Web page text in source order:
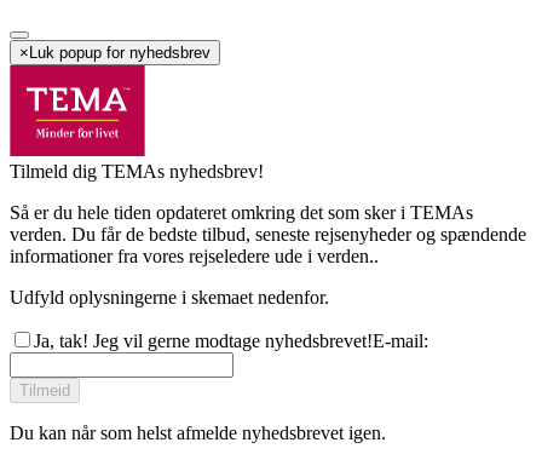
× Luk popup for nyhedsbrev
Tilmeld dig TEMAs nyhedsbrev!
Så er du hele tiden opdateret omkring det som sker i TEMAs
verden. Du får de bedste tilbud, seneste rejsenyheder og spændende
informationer fra vores rejseledere ude i verden..
Udfyld oplysningerne i skemaet nedenfor.
Ja, tak! Jeg vil gerne modtage nyhedsbrevet!E-mail:
Tilmeid
Du kan når som helst afmelde nyhedsbrevet igen.